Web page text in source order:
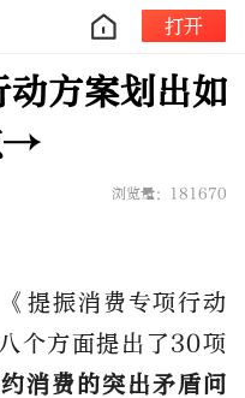
打开
方案划出如
→
浏览量：181670
提振消费专项行动
个方面提出了30项
消费的突出矛盾问